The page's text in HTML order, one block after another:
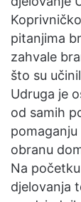
pitanjima
zahvale
što su
Udruga je
od samih
obranu
Na
djelovanja